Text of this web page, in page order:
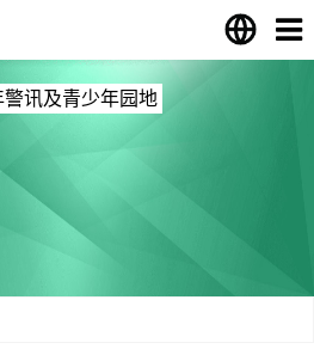
警讯及青少年园地